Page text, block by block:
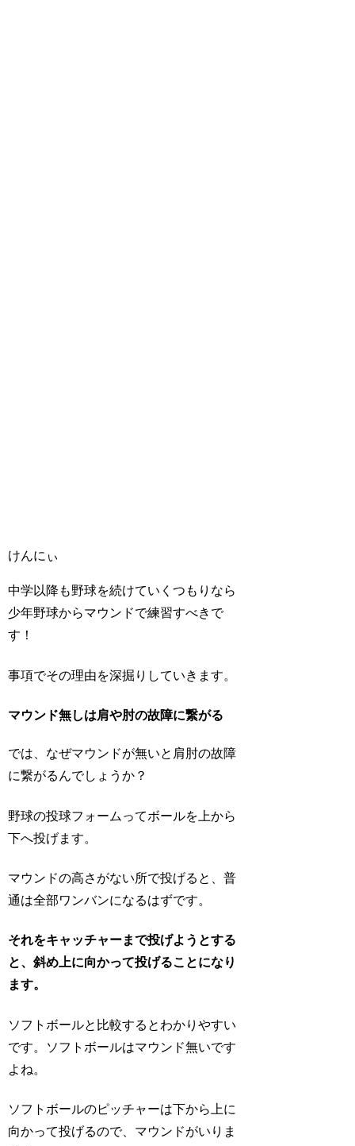
けんにぃ
中学以降も野球を続けていくつもりなら
少年野球からマウンドで練習すべきで
す！
事項でその理由を深掘りしていきます。
マウンド無しは肩や肘の故障に繋がる
では、なぜマウンドが無いと肩肘の故障
に繋がるんでしょうか？
野球の投球フォームってボールを上から
下へ投げます。
マウンドの高さがない所で投げると、普
通は全部ワンバンになるはずです。
それをキャッチャーまで投げようとする
と、斜め上に向かって投げることになり
ます。
ソフトボールと比較するとわかりやすい
です。ソフトボールはマウンド無いです
よね。
ソフトボールのピッチャーは下から上に
向かって投げるので、マウンドがいりま